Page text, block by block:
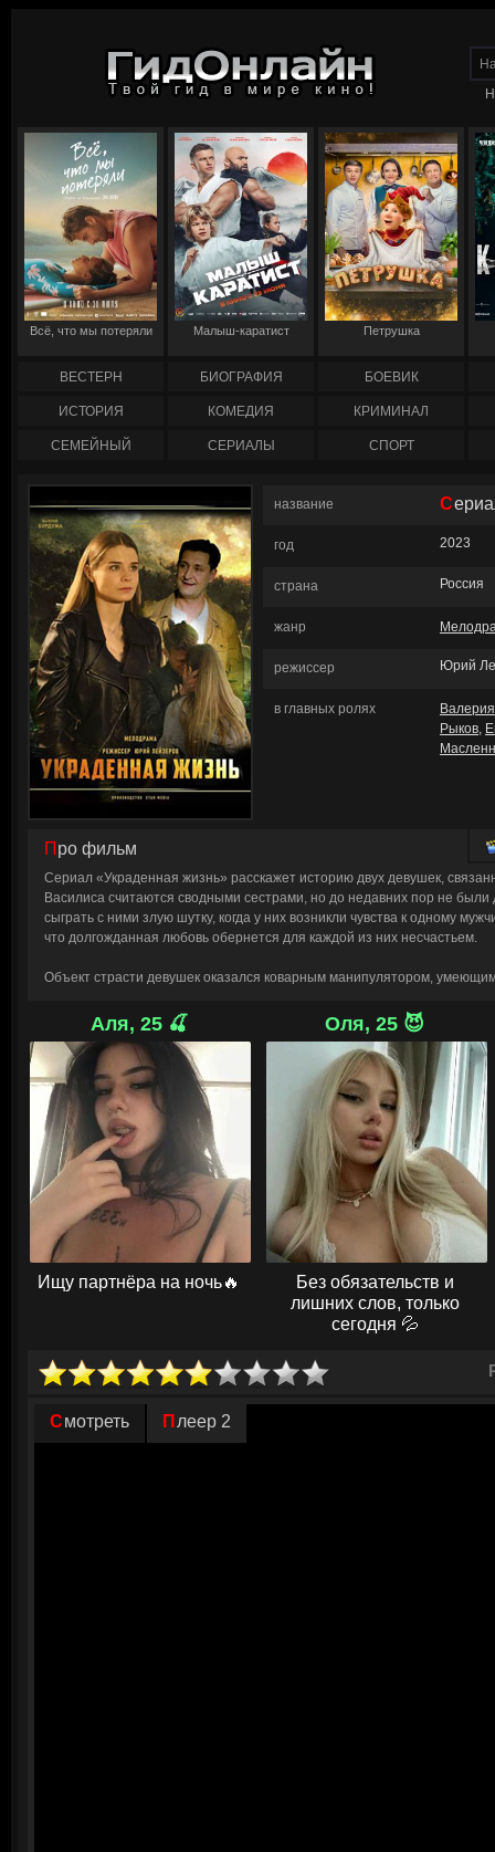
Всё, что мы потеряли Малыш-каратист Петрушка
ВЕСТЕРН БИОГРАФИЯ БОЕВИК
ИСТОРИЯ КОМЕДИЯ КРИМИНАЛ
СЕМЕЙНЫЙ СЕРИАЛЫ СПОРТ
название
год 2023
страна Россия
жанр
режиссер Юрий
в главных ролях
Рыков,
Про фильм
Сериал «Украденная жизнь» расскажет историю двух девушек,
Василиса считаются сводными сестрами, но до недавних пор не
сыграть с ними злую шутку, когда у них возникли чувства к одному
что долгожданная любовь обернется для каждой из них несчастьем.
Объект страсти девушек оказался коварным манипулятором,
общепринятые нормы. Ему ловко удается влиять на подсознание и
лучшем свете вне зависимости от обстоятельств. Мужчина не
верности сразу нескольким женщинам. Каждая из избранниц
идеального партнера для построения крепкой семьи. Обманутым
правду и решить, готовы ли они объединить усилия и наказать
они находились в статусе пешек, а теперь намерены жестоко
страдания.© ГидОнлайн
Аля, 25 🍒
Ищу партнёра на ночь🔥
Оля, 25 😈
Без обязательств и
лишних слов, только
сегодня 💦
Смотреть Плеер 2